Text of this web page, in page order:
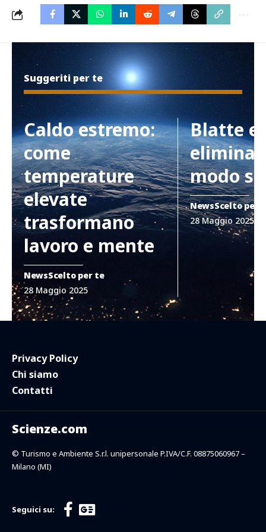
Suggeriti per te
Caldo estremo:
come
temperature
elevate
trasformano
lavoro e mente
NewsScelto per te
28 Maggio 2025
Blatte e
modo
NewsScelto per
28 Maggio 2025
Seguici su:
Scienze.com
© Turismo e Ambiente S.r.l. unipersonale P.IVA/C.F. 08875060967 –
Milano (MI)
Privacy Policy
Chi siamo
Contatti